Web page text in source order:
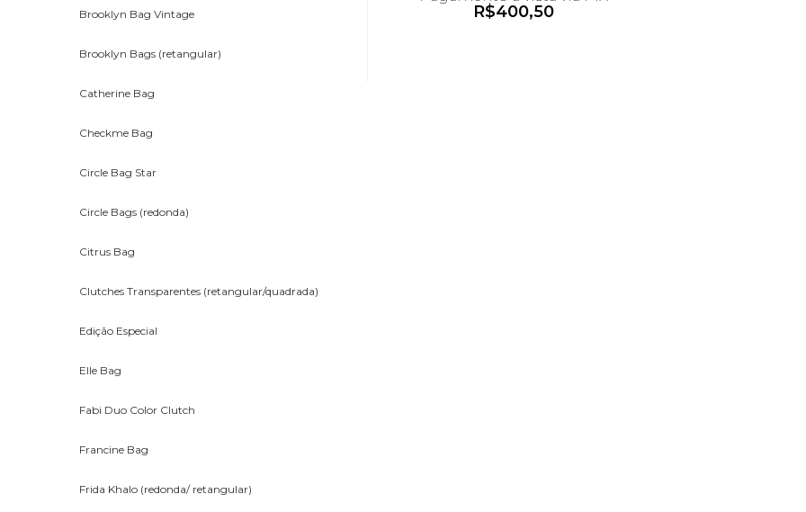
Brooklyn Bag Vintage
Brooklyn Bags (retangular)
Catherine Bag
Checkme Bag
Circle Bag Star
Circle Bags (redonda)
Citrus Bag
Clutches Transparentes (retangular/quadrada)
Edição Especial
Elle Bag
Fabi Duo Color Clutch
Francine Bag
Frida Khalo (redonda/ retangular)
R$400,50